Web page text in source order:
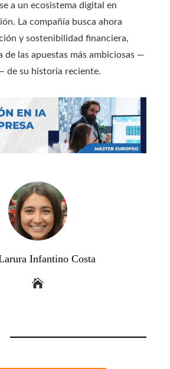
a un ecosistema digital en
La compañía busca ahora
y sostenibilidad financiera,
de las apuestas más ambiciosas —
de su historia reciente.
Infantino Costa